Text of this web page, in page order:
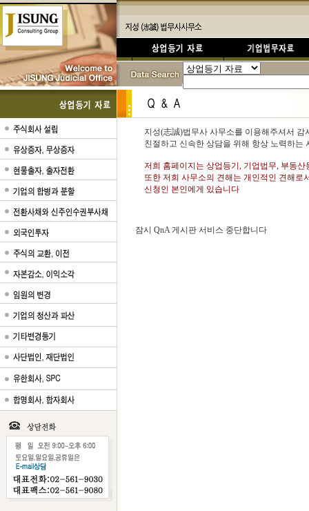
지성(志誠)법무사 사무소를 이용해주셔서 감
친절하고 신속한 상담을 위해 항상 노력하는
저희 홈페이지는 상업등기, 기업법무, 부동
또한 저희 사무소의 견해는 개인적인 견해로
신청인 본인에게 있습니다
잠시 QnA 게시판 서비스 중단합니다